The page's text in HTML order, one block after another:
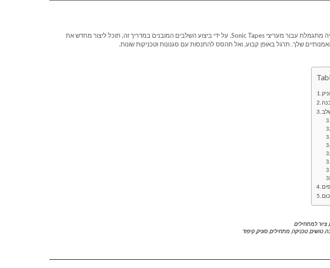
ציור שאדו הקיפוד מסוניק היא חוויה מתגמלת עבור מעריצי Sonic Tapes. על ידי ביצוע השלבים המובנים במדריך זה, תוכל ליצור מחדש את
שלך. תרגל באופן קבוע, ואל תהסס להתנסות עם סגנונות וטכניקות שונות.
, ציור למתחילים
, טושים, טכניקה, מתחילים, סוניק,קיפוד